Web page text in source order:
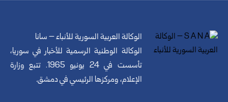
الوكالة العربية السورية للأنباء – سانا
الوكالة الوطنية الرسمية للأخبار في سوريا،
تأسست في 24 يونيو 1965. تتبع وزارة
الإعلام، ومركزها الرئيسي في دمشق.